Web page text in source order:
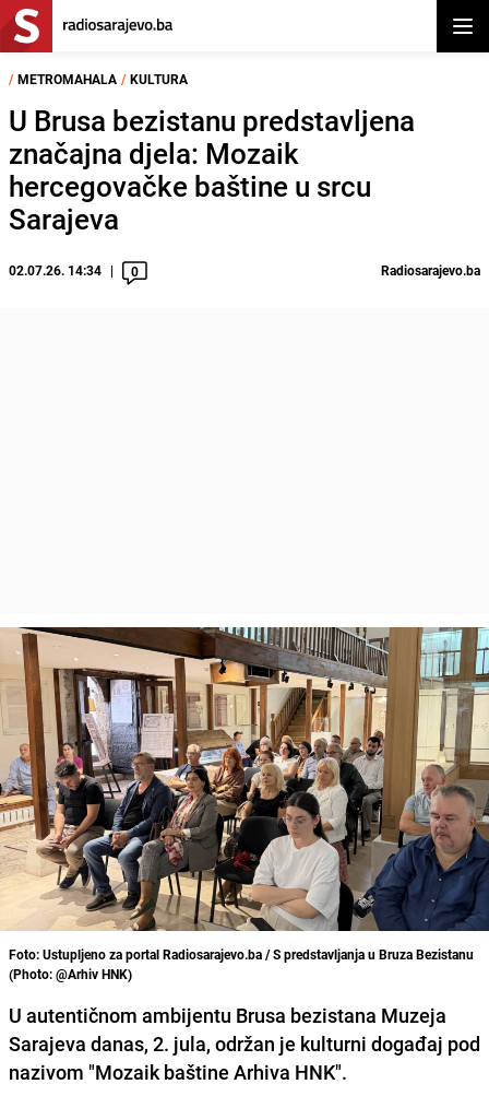
/ METROMAHALA / KULTURA
U Brusa bezistanu predstavljena
značajna djela: Mozaik
hercegovačke baštine u srcu
Sarajeva
02.07.26. 14:34 0 Radiosarajevo.ba
Foto: Ustupljeno za portal Radiosarajevo.ba / S predstavljanja u Bruza Bezistanu
(Photo: @Arhiv HNK)
U autentičnom ambijentu Brusa bezistana Muzeja
Sarajeva danas, 2. jula, održan je kulturni događaj pod
nazivom "Mozaik baštine Arhiva HNK".